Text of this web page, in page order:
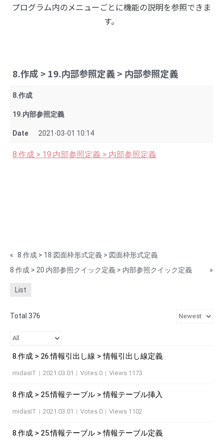
プログラム内のメニューごとに機能の説明を参照できま
す。
8.作成 > 19.内部参照定義 > 内部参照定義
8.作成
19.内部参照定義
Date 2021-03-01 10:14
8.作成 > 19.内部参照定義 > 内部参照定義
« 8.作成 > 18.図面枠形式定義 > 図面枠形式定義
8.作成 > 20.内部参照クイック定義 > 内部参照クイック定義
»
List
Total 376
8.作成 > 26.情報引出し線 > 情報引出し線定義
midasIT | 2021.03.01 | Votes 0 | Views 1173
8.作成 > 25.情報テーブル > 情報テーブル挿入
midasIT | 2021.03.01 | Votes 0 | Views 1102
8.作成 > 25.情報テーブル > 情報テーブル定義